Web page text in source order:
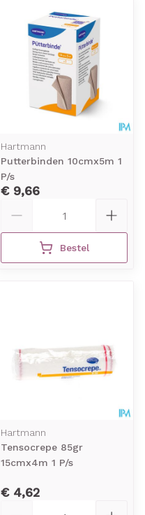
Hartmann
Putterbinden 10cmx5m 1
P/s
€ 9,66
Bestel
Hartmann
Tensocrepe 85gr
15cmx4m 1 P/s
€ 4,62